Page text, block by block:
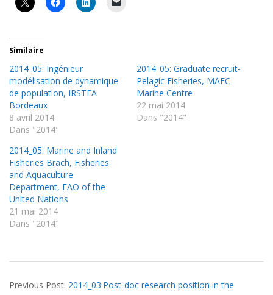
Similaire
2014_05: Ingénieur
modélisation de dynamique
de population, IRSTEA
Bordeaux
8 avril 2014
Dans "2014"
2014_05: Graduate recruit-
Pelagic Fisheries, MAFC
Marine Centre
22 mai 2014
Dans "2014"
2014_05: Marine and Inland
Fisheries Brach, Fisheries
and Aquaculture
Department, FAO of the
United Nations
21 mai 2014
Dans "2014"
03-
Previous Post: 2014_03:Post-doc research position in the